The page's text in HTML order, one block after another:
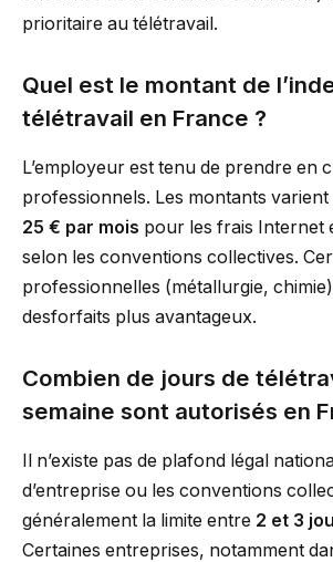
prioritaire au télétravail.
Quel est le montant de
télétravail en France ?
L’employeur est tenu de prendre en
professionnels. Les montants varient
25 € par mois pour les frais Internet
selon les conventions collectives.
professionnelles (métallurgie,
desforfaits plus avantageux.
Combien de jours de
semaine sont autorisés en
Il n’existe pas de plafond légal
d’entreprise ou les conventions
généralement la limite entre 2 et 3
Certaines entreprises, notamment